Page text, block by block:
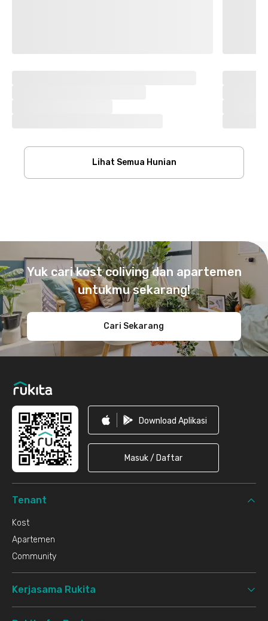
Lihat Semua Hunian
Yuk cari kost coliving dan apartemen
untukmu sekarang!
Cari Sekarang
Download Aplikasi
Masuk / Daftar
Tenant
Kost
Apartemen
Community
Kerjasama Rukita